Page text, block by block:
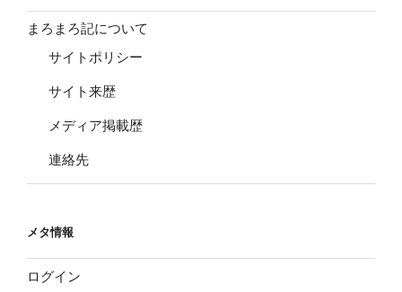
まろまろ記について
サイトポリシー
サイト来歴
メディア掲載歴
連絡先
メタ情報
ログイン